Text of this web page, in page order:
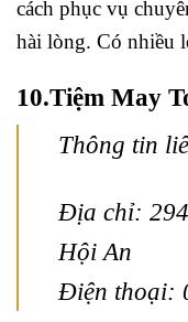
cách phục vụ
hài lòng. Có nhiều
10.Tiệm May
Thông tin
Địa chỉ:
Hội An
Điện thoại: